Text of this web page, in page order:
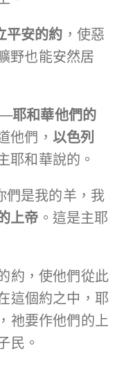
平安的約 ，使惡
野也能安然居
耶和華他們的
他們， 以色列
耶和華說的。
們是我的羊，我
上帝 。這是主耶
約，使他們從此
這個約之中，耶
祂要作他們的上
民。